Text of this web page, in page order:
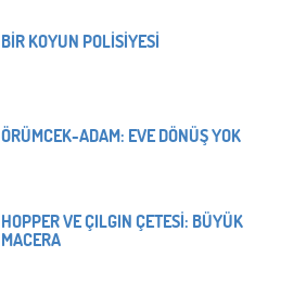
BİR KOYUN POLİSİYESİ
ÖRÜMCEK-ADAM: EVE DÖNÜŞ YOK
HOPPER VE ÇILGIN ÇETESİ: BÜYÜK
MACERA